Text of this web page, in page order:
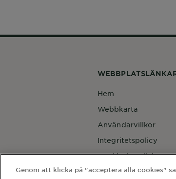
Hem
Webbkarta
Användarvillkor
Integritetspolicy
Cookie-inställningar
Kontakta vårt
Genom att klicka på "acceptera alla cookies"